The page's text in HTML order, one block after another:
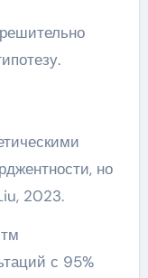
но
2023.
с 95%